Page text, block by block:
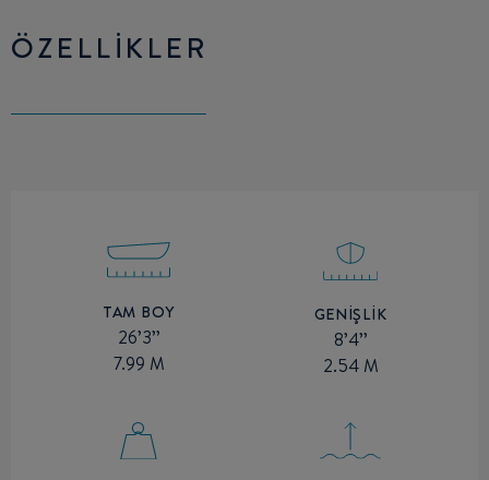
ÖZELLIKLER
TAM BOY
26’3’’
7.99 M
GENIŞLIK
8’4’’
2.54 M